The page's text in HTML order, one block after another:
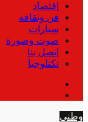
إقتصاد
فن وثقافة
سيارات
صوت وصورة
إتصل بنا
تكنلوجيا
وطني